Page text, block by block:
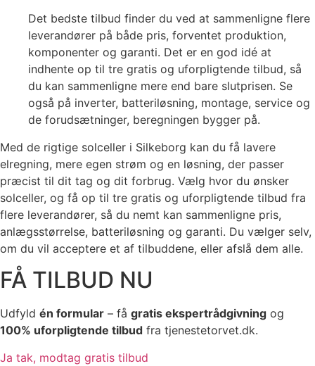
Det bedste tilbud finder du ved at sammenligne flere
leverandører på både pris, forventet produktion,
komponenter og garanti. Det er en god idé at
indhente op til tre gratis og uforpligtende tilbud, så
du kan sammenligne mere end bare slutprisen. Se
også på inverter, batteriløsning, montage, service og
de forudsætninger, beregningen bygger på.
Med de rigtige solceller i Silkeborg kan du få lavere
elregning, mere egen strøm og en løsning, der passer
præcist til dit tag og dit forbrug. Vælg hvor du ønsker
solceller, og få op til tre gratis og uforpligtende tilbud fra
flere leverandører, så du nemt kan sammenligne pris,
anlægsstørrelse, batteriløsning og garanti. Du vælger selv,
om du vil acceptere et af tilbuddene, eller afslå dem alle.
FÅ TILBUD NU
Udfyld én formular – få gratis ekspertrådgivning og
100% uforpligtende tilbud fra tjenestetorvet.dk.
Ja tak, modtag gratis tilbud